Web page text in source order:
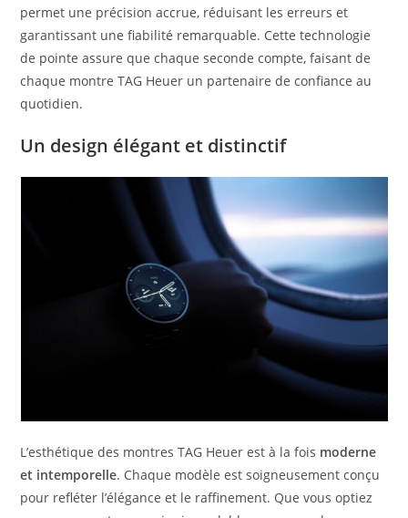
permet une précision accrue, réduisant les erreurs et
garantissant une fiabilité remarquable. Cette technologie
de pointe assure que chaque seconde compte, faisant de
chaque montre TAG Heuer un partenaire de confiance au
quotidien.
Un design élégant et distinctif
L’esthétique des montres TAG Heuer est à la fois moderne
et intemporelle. Chaque modèle est soigneusement conçu
pour refléter l’élégance et le raffinement. Que vous optiez